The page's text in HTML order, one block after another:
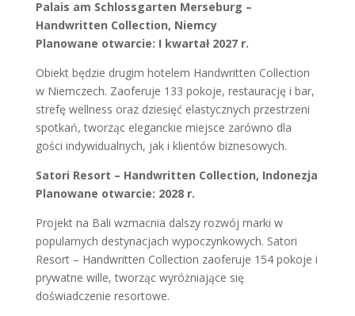
Palais am Schlossgarten Merseburg –
Handwritten Collection, Niemcy
Planowane otwarcie: I kwartał 2027 r.
Obiekt będzie drugim hotelem Handwritten Collection
w Niemczech. Zaoferuje 133 pokoje, restaurację i bar,
strefę wellness oraz dziesięć elastycznych przestrzeni
spotkań, tworząc eleganckie miejsce zarówno dla
gości indywidualnych, jak i klientów biznesowych.
Satori Resort – Handwritten Collection, Indonezja
Planowane otwarcie: 2028 r.
Projekt na Bali wzmacnia dalszy rozwój marki w
popularnych destynacjach wypoczynkowych. Satori
Resort – Handwritten Collection zaoferuje 154 pokoje i
prywatne wille, tworząc wyróżniające się
doświadczenie resortowe.